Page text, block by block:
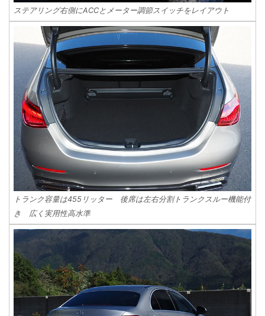
ステアリング右側にACCとメーター調節スイッチをレイアウト
トランク容量は455リッター 後席は左右分割トランクスルー機能付
き 広く実用性高水準